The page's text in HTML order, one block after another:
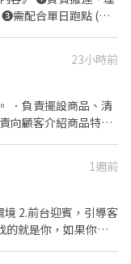
需配合單日跑點 (智
間7:00-8:30間到班，
：23:30-03:30 🧡一
⋆᷆♡⃘̎ ⋆⌁⌁⌁❤⌁⌁⌁⋆᷆♡⃘̎
前職缺 : 早班兼
23小時前
．負責擺設商品、清
向顧客介紹商品特
1週前
境 2.前台迎賓，引導客
的就是你，如果你…